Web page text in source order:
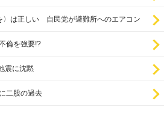
〉は正しい 自民党が避難所へのエアコン
倫を強要!?
震に沈黙
二股の過去